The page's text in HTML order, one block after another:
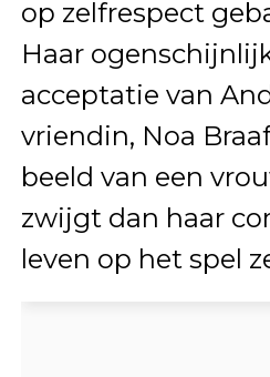
op zelfrespect
Haar
acceptatie van
vriendin, Noa
beeld van een
zwijgt dan haar
leven op het spel